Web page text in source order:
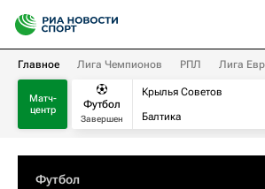
Главное Лига Чемпионов РПЛ Лига
Матч-
центр
Футбол
Завершен
Крылья Советов
Балтика
Футбол